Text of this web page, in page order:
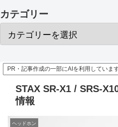
カテゴリー
PR・記事作成の一部にAIを利用していま
STAX SR-X1 / SRS-
情報
ヘッドホン